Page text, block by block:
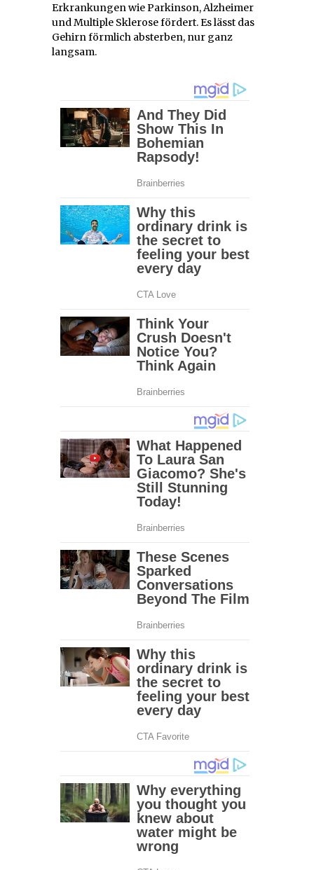
Erkrankungen wie Parkinson, Alzheimer
und Multiple Sklerose fördert. Es lässt das
Gehirn förmlich absterben, nur ganz
langsam.